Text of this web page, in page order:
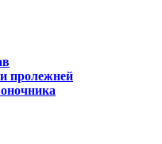
пролежней